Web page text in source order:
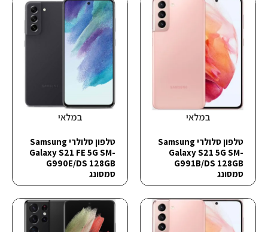
במלאי
טלפון סלולרי Samsung
Galaxy S21 5G SM-
G991B/DS 128GB
סמסונג
במלאי
טלפון סלולרי Samsung
Galaxy S21 FE 5G SM-
G990E/DS 128GB
סמסונג